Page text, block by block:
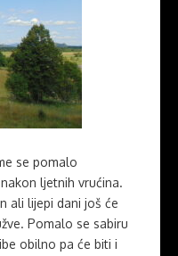
se pomalo
ljetnih vrućina.
ali lijepi dani još će
Pomalo se sabiru
obilno pa će biti i